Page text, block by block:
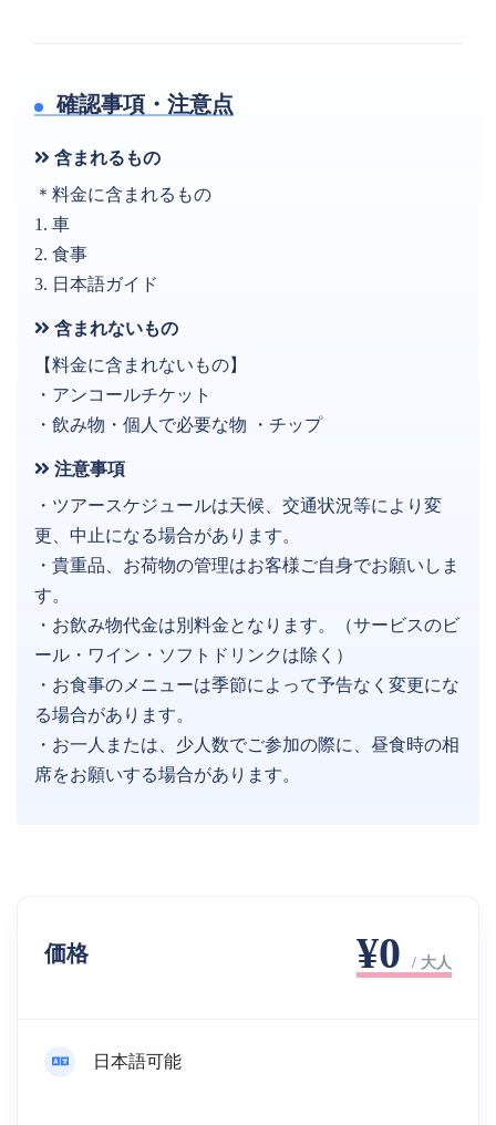
確認事項・注意点
含まれるもの
＊料金に含まれるもの
1. 車
2. 食事
3. 日本語ガイド
含まれないもの
【料金に含まれないもの】
・アンコールチケット
・飲み物・個人で必要な物 ・チップ
注意事項
・ツアースケジュールは天候、交通状況等により変
更、中止になる場合があります。
・貴重品、お荷物の管理はお客様ご自身でお願いしま
す。
・お飲み物代金は別料金となります。（サービスのビ
ール・ワイン・ソフトドリンクは除く）
・お食事のメニューは季節によって予告なく変更にな
る場合があります。
・お一人または、少人数でご参加の際に、昼食時の相
席をお願いする場合があります。
価格 ¥0 / 大人
日本語可能